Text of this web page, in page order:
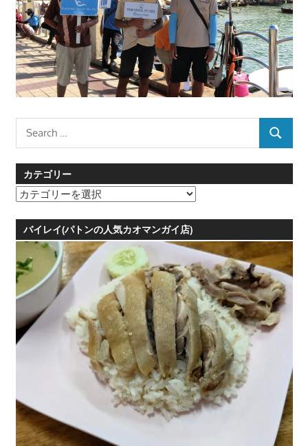
Search
SEARCH
カテゴリー
カ
ゴ
ー
バイレイ(パトンの人気カオマンガイ店)